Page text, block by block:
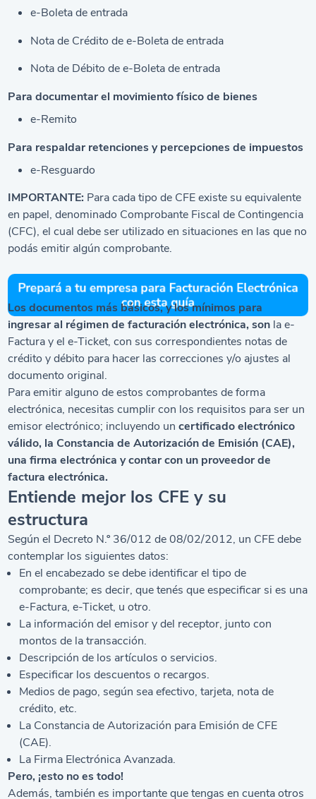
e-Boleta de entrada
Nota de Crédito de e-Boleta de entrada
Nota de Débito de e-Boleta de entrada
Para documentar el movimiento físico de bienes
e-Remito
Para respaldar retenciones y percepciones de impuestos
e-Resguardo
IMPORTANTE: Para cada tipo de CFE existe su equivalente
en papel, denominado Comprobante Fiscal de Contingencia
(CFC), el cual debe ser utilizado en situaciones en las que no
podás emitir algún comprobante.
Los documentos más básicos, y los mínimos para
ingresar al régimen de facturación electrónica, son la e-
Factura y el e-Ticket, con sus correspondientes notas de
crédito y débito para hacer las correcciones y/o ajustes al
documento original.
Para emitir alguno de estos comprobantes de forma
electrónica, necesitas cumplir con los requisitos para ser un
emisor electrónico; incluyendo uncertificado electrónico
válido, la Constancia de Autorización de Emisión (CAE),
una firma electrónica y contar con un proveedor de
factura electrónica.
Entiende mejor los CFE y su
estructura
Según el Decreto N.º 36/012 de 08/02/2012, un CFE debe
contemplar los siguientes datos:
En el encabezado se debe identificar el tipo de
comprobante; es decir, que tenés que especificar si es una
e-Factura, e-Ticket, u otro.
La información del emisor y del receptor, junto con
montos de la transacción.
Descripción de los artículos o servicios.
Especificar los descuentos o recargos.
Medios de pago, según sea efectivo, tarjeta, nota de
crédito, etc.
La Constancia de Autorización para Emisión de CFE
(CAE).
La Firma Electrónica Avanzada.
Pero, ¡esto no es todo!
Además, también es importante que tengas en cuenta otros